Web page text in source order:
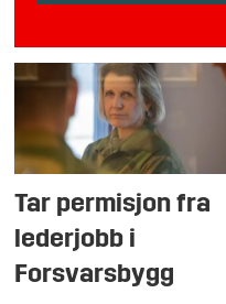
Tar permisjon fra
lederjobb i
Forsvarsbygg